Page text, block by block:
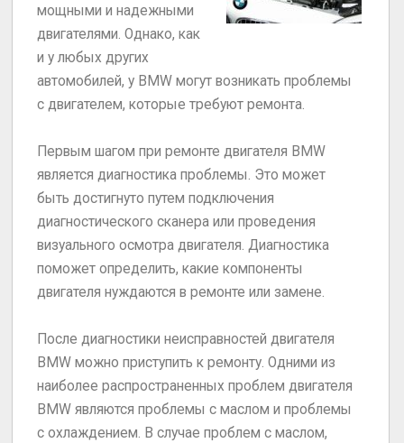
мощными и надежными
двигателями. Однако, как
и у любых других
автомобилей, у BMW могут возникать проблемы
с двигателем, которые требуют ремонта.
Первым шагом при ремонте двигателя BMW
является диагностика проблемы. Это может
быть достигнуто путем подключения
диагностического сканера или проведения
визуального осмотра двигателя. Диагностика
поможет определить, какие компоненты
двигателя нуждаются в ремонте или замене.
После диагностики неисправностей двигателя
BMW можно приступить к ремонту. Одними из
наиболее распространенных проблем двигателя
BMW являются проблемы с маслом и проблемы
с охлаждением. В случае проблем с маслом,